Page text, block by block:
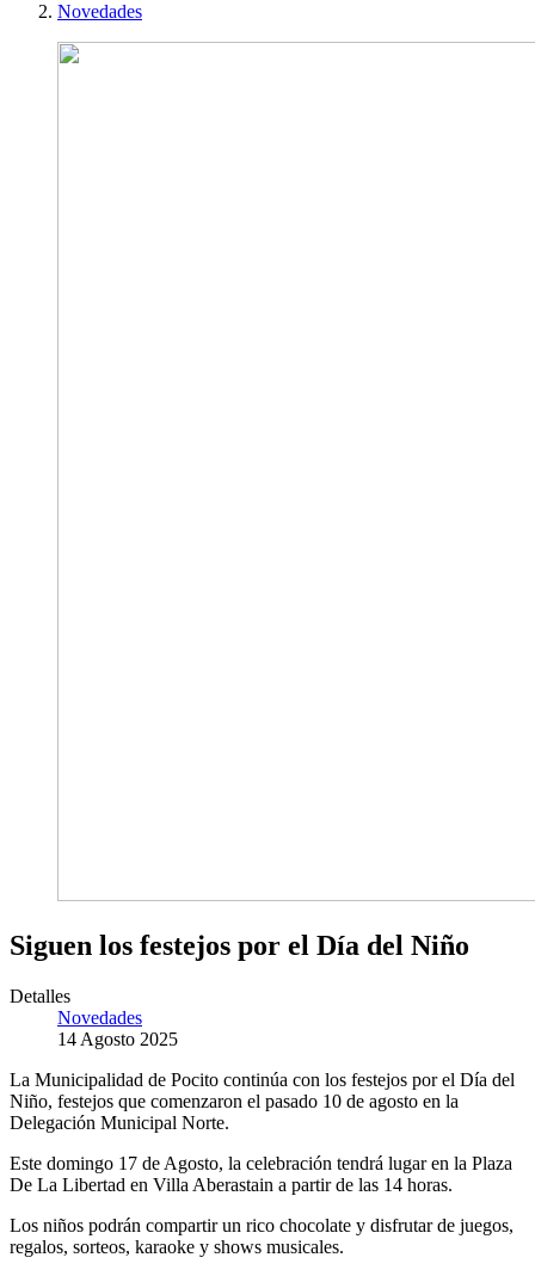
Novedades
Siguen los festejos por el Día del Niño
Detalles
Novedades
14 Agosto 2025
La Municipalidad de Pocito continúa con los festejos por el Día del
Niño, festejos que comenzaron el pasado 10 de agosto en la
Delegación Municipal Norte.
Este domingo 17 de Agosto, la celebración tendrá lugar en la Plaza
De La Libertad en Villa Aberastain a partir de las 14 horas.
Los niños podrán compartir un rico chocolate y disfrutar de juegos,
regalos, sorteos, karaoke y shows musicales.